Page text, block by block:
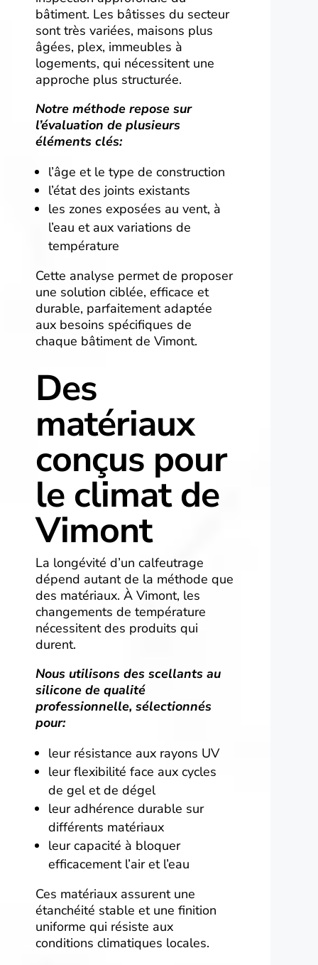
bâtiment. Les bâtisses du secteur
sont très variées, maisons plus
âgées, plex, immeubles à
logements, qui nécessitent une
approche plus structurée.
Notre méthode repose sur
l’évaluation de plusieurs
éléments clés:
l’âge et le type de construction
l’état des joints existants
les zones exposées au vent, à
l’eau et aux variations de
température
Cette analyse permet de proposer
une solution ciblée, efficace et
durable, parfaitement adaptée
aux besoins spécifiques de
chaque bâtiment de Vimont.
Des
matériaux
conçus pour
le climat de
Vimont
La longévité d’un calfeutrage
dépend autant de la méthode que
des matériaux. À Vimont, les
changements de température
nécessitent des produits qui
durent.
Nous utilisons des scellants au
silicone de qualité
professionnelle, sélectionnés
pour:
leur résistance aux rayons UV
leur flexibilité face aux cycles
de gel et de dégel
leur adhérence durable sur
différents matériaux
leur capacité à bloquer
efficacement l’air et l’eau
Ces matériaux assurent une
étanchéité stable et une finition
uniforme qui résiste aux
conditions climatiques locales.